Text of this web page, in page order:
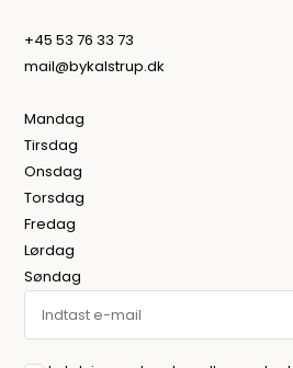
+45 53 76 33 73
mail@bykalstrup.dk
Mandag
Tirsdag
Onsdag
Torsdag
Fredag
Lørdag
Søndag